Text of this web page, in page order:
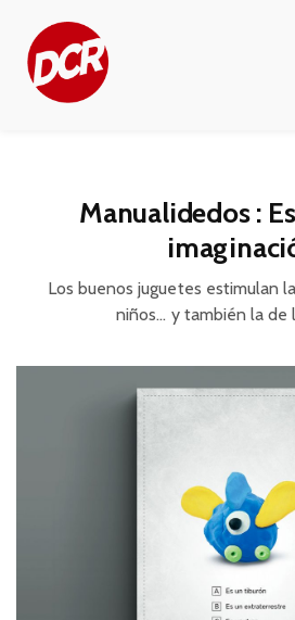
Manualidedos :
Los buenos juguetes estimulan
niños... y también la de